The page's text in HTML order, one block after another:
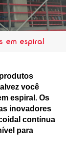
em espiral
você
espiral. Os
inovadores
contínua
para